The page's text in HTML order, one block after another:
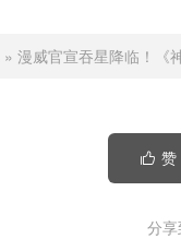
» 漫威官宣吞星降临！《
 赞
分享